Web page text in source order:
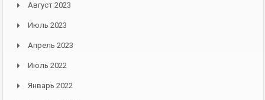
Август 2023
Июль 2023
Апрель 2023
Июль 2022
Январь 2022